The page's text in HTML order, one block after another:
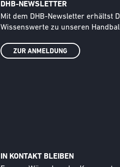
DHB-NEWSLETTER
Text
Mit dem DHB-Newsletter erhältst
Wissenswerte zu unseren
ZUR ANMELDUNG
IN KONTAKT BLEIBEN